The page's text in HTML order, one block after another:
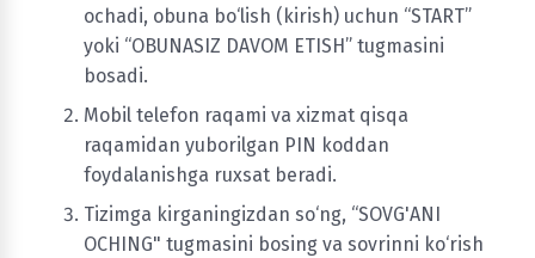
ochadi, obuna bo‘lish (kirish) uchun “START”
yoki “OBUNASIZ DAVOM ETISH” tugmasini
bosadi.
Mobil telefon raqami va xizmat qisqa
raqamidan yuborilgan PIN koddan
foydalanishga ruxsat beradi.
Tizimga kirganingizdan so‘ng, “SOVG'ANI
OCHING" tugmasini bosing va sovrinni ko‘rish